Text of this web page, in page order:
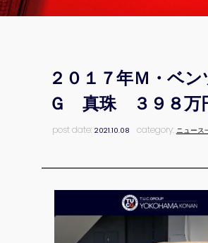
２０１７年Ｍ・ベ
Ｇ 真珠 ３９８万
post date:2021.10.08 category: ニュース